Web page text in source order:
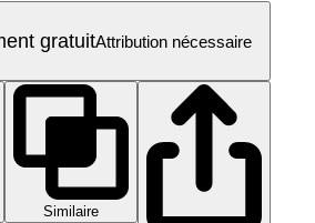
gratuitAttribution nécessaire
Similaire